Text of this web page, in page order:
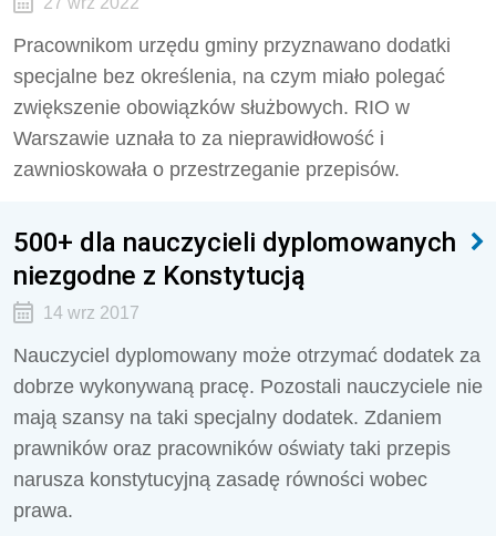
Pracownikom urzędu gminy przyznawano dodatki
specjalne bez określenia, na czym miało polegać
zwiększenie obowiązków służbowych. RIO w
Warszawie uznała to za nieprawidłowość i
zawnioskowała o przestrzeganie przepisów.
500+ dla nauczycieli dyplomowanych
niezgodne z Konstytucją
14 wrz 2017
Nauczyciel dyplomowany może otrzymać dodatek za
dobrze wykonywaną pracę. Pozostali nauczyciele nie
mają szansy na taki specjalny dodatek. Zdaniem
prawników oraz pracowników oświaty taki przepis
narusza konstytucyjną zasadę równości wobec
prawa.